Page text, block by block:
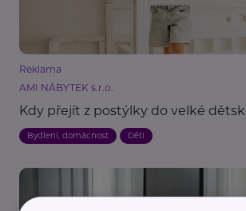
Reklama
AMI NÁBYTEK s.r.o.
Kdy přejít z postýlky do velké
Bydlení, domácnost Děti